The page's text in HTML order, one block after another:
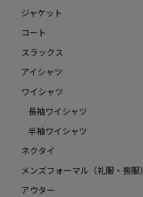
ジャケット
コート
スラックス
アイシャツ
ワイシャツ
長袖ワイシャツ
半袖ワイシャツ
ネクタイ
メンズフォーマル（礼服・喪服）
アウター